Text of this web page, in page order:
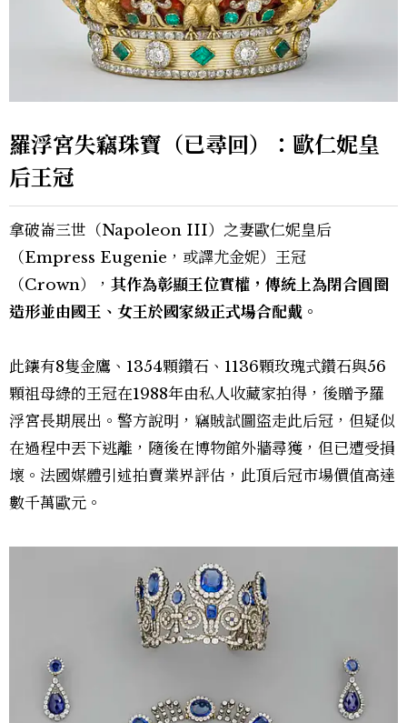
羅浮宮失竊珠寶（已尋回）：歐仁妮皇
后王冠
拿破崙三世（Napoleon III）之妻歐仁妮皇后
（Empress Eugenie，或譯尤金妮）王冠
（Crown）， 其作為彰顯王位實權，傳統上為閉合圓圈
造形並由國王、女王於國家級正式場合配戴。
此鑲有8隻金鷹、1354顆鑽石、1136顆玫瑰式鑽石與56
顆祖母綠的王冠在1988年由私人收藏家拍得，後贈予羅
浮宮長期展出。警方說明，竊賊試圖盜走此后冠，但疑似
在過程中丟下逃離，隨後在博物館外牆尋獲，但已遭受損
壞。法國媒體引述拍賣業界評估，此頂后冠市場價值高達
數千萬歐元。